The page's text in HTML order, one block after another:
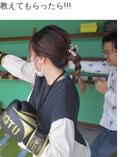
えてもらったら!!!